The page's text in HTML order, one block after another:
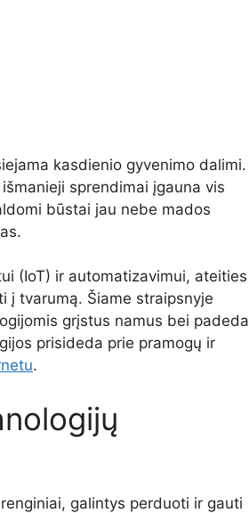
kasdienio gyvenimo dalimi.
sprendimai įgauna vis
būstai jau nebe mados
(IoT) ir automatizavimui, ateities
į tvarumą. Šiame straipsnyje
grįstus namus bei padeda
prisideda prie pramogų ir
.
galintys perduoti ir gauti